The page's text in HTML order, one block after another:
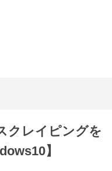
クレイピングを
】